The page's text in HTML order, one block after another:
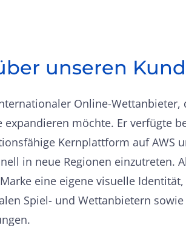
unseren
Online-Wettanbieter,
expandieren möchte. Er verfügte
Kernplattform auf AWS
in neue Regionen einzutreten.
eine eigene visuelle
Spiel- und Wettanbietern